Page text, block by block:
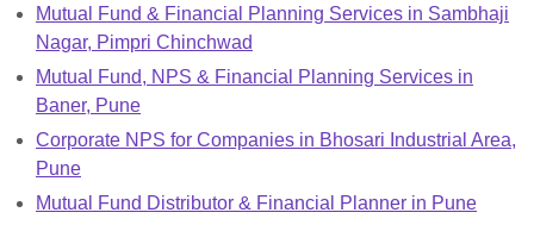
Mutual Fund & Financial Planning Services in Sambhaji
Nagar, Pimpri Chinchwad
Mutual Fund, NPS & Financial Planning Services in
Baner, Pune
Corporate NPS for Companies in Bhosari Industrial Area,
Pune
Mutual Fund Distributor & Financial Planner in Pune